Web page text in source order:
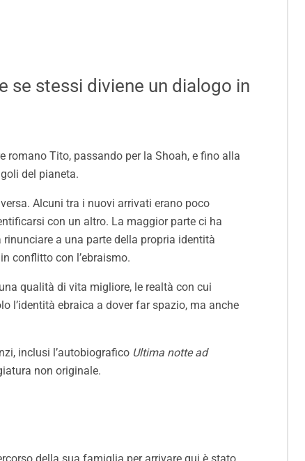
se stessi diviene un dialogo in
romano Tito, passando per la Shoah, e fino alla
del pianeta.
Alcuni tra i nuovi arrivati erano poco
con un altro. La maggior parte ci ha
a una parte della propria identità
conflitto con l’ebraismo.
qualità di vita migliore, le realtà con cui
l’identità ebraica a dover far spazio, ma anche
inclusi l’autobiografico Ultima notte ad
non originale.
della sua famiglia per arrivare qui è stato